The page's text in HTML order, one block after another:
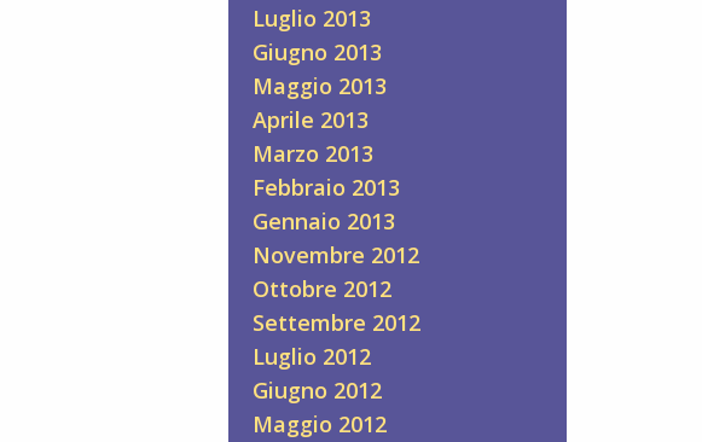
Luglio 2013
Giugno 2013
Maggio 2013
Aprile 2013
Marzo 2013
Febbraio 2013
Gennaio 2013
Novembre 2012
Ottobre 2012
Settembre 2012
Luglio 2012
Giugno 2012
Maggio 2012